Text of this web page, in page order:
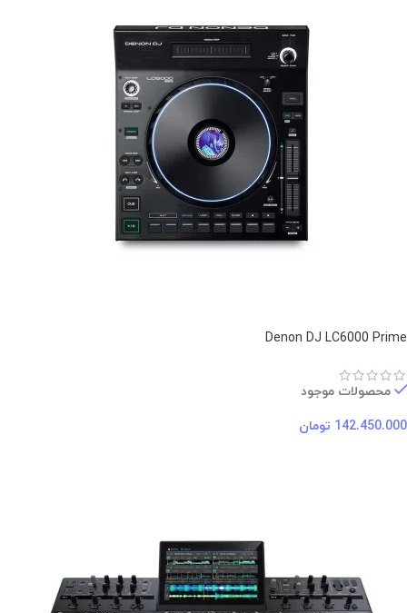
Denon DJ LC6000 Prime
محصولات موجود
142.450.000 تومان